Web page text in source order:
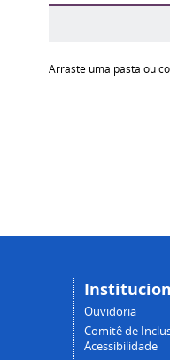
Arraste uma pasta ou
Ouvidoria
Comitê de
Acessibilidade